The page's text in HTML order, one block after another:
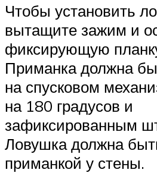
Чтобы установить
вытащите зажим и
фиксирующую
Приманка должна
на спусковом
на 180 градусов и
зафиксированным
Ловушка должна
приманкой у стены.